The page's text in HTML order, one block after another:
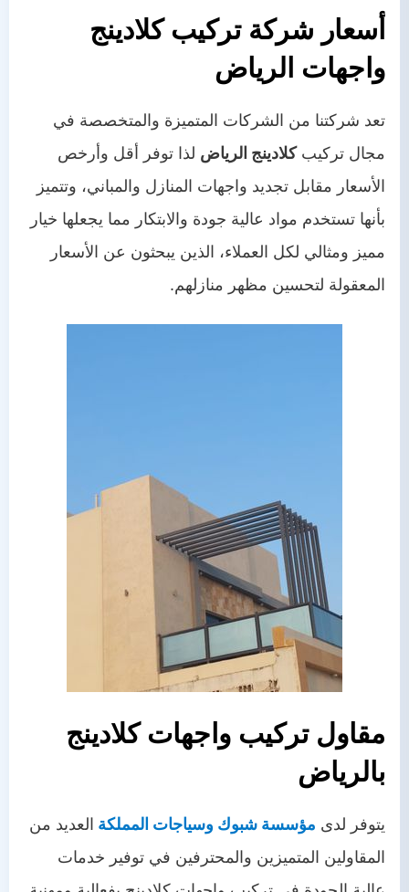
أسعار شركة تركيب كلادينج
واجهات الرياض
تعد شركتنا من الشركات المتميزة والمتخصصة في
مجال تركيبكلادينج الرياض لذا توفر أقل وأرخص
الأسعار مقابل تجديد واجهات المنازل والمباني، وتتميز
بأنها تستخدم مواد عالية جودة والابتكار مما يجعلها خيار
مميز ومثالي لكل العملاء، الذين يبحثون عن الأسعار
المعقولة لتحسين مظهر منازلهم.
مقاول تركيب واجهات كلادينج
بالرياض
يتوفر لدى مؤسسة شبوك وسياجات المملكة العديد من
المقاولين المتميزين والمحترفين في توفير خدمات